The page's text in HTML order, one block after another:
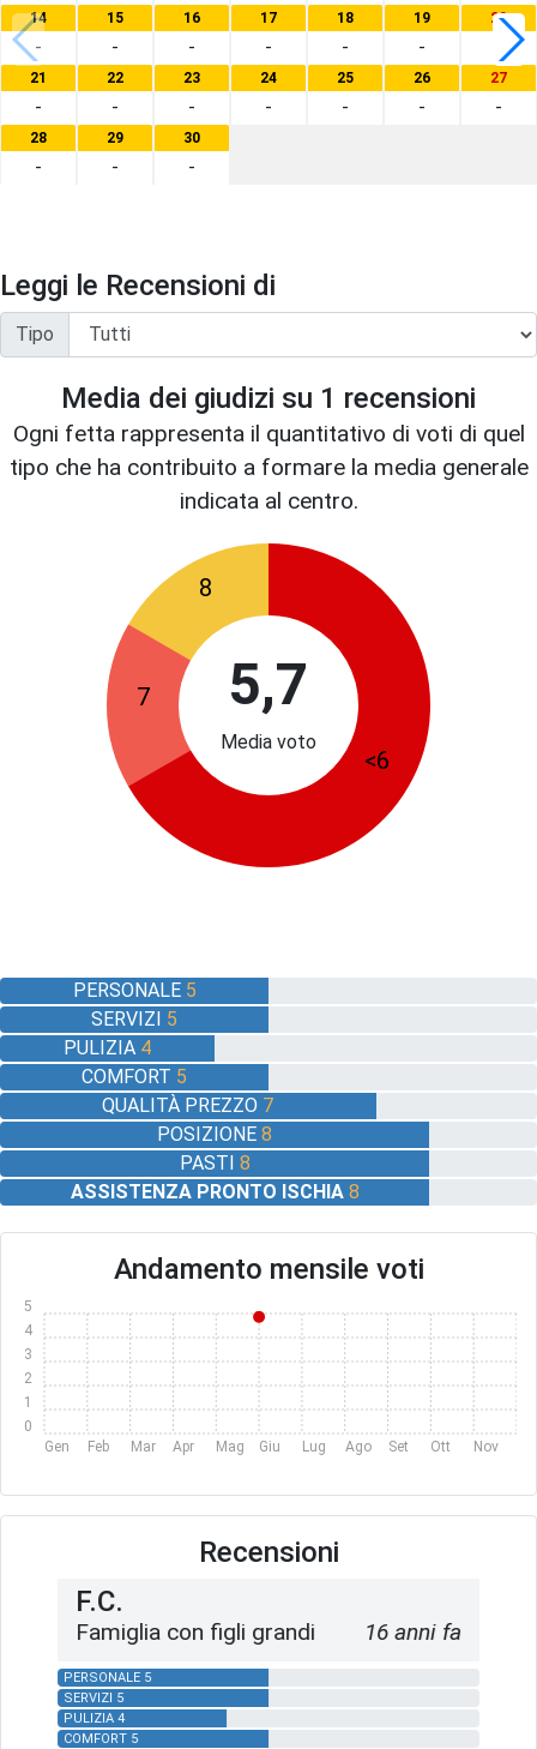
14
-
15
-
16
-
17
-
18
-
19
-
20
21
-
22
-
23
-
24
-
25
-
26
-
27
-
28
-
29
-
30
-
Leggi le Recensioni di
Tipo
Media dei giudizi su 1 recensioni
Ogni fetta rappresenta il quantitativo di voti di quel
tipo che ha contribuito a formare la media generale
indicata al centro.
5,7
Media voto
<6
7
8
PERSONALE 5
SERVIZI 5
PULIZIA 4
COMFORT 5
QUALITÀ PREZZO 7
POSIZIONE8
PASTI 8
ASSISTENZA PRONTO ISCHIA 8
Andamento mensile voti
Gen Feb Mar Apr Mag Giu Lug Ago Set Ott Nov
0
1
2
3
4
5
Recensioni
F.C.
Famiglia con figli grandi 16 anni fa
PERSONALE 5
SERVIZI 5
PULIZIA 4
COMFORT 5